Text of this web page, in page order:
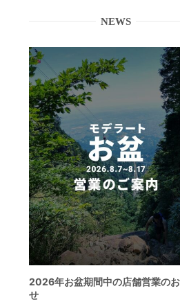
NEWS
2026年お盆期間中の店舗営業の
せ